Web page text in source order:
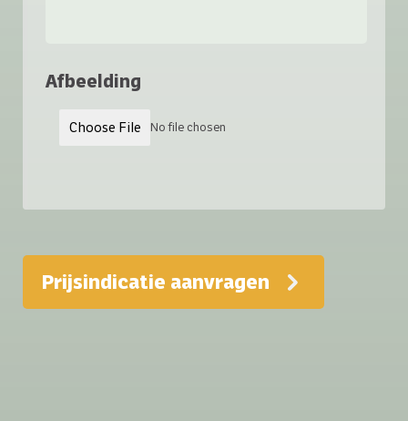
Afbeelding
Choose File No file chosen
Prijsindicatie aanvragen